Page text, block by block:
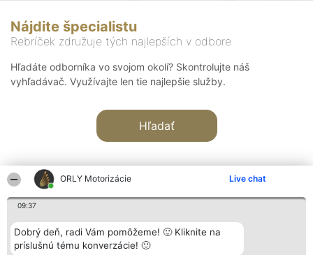
ORLY Motorizácie Live chat
09:37
Dobrý deň, radi Vám pomôžeme! 🙂 Kliknite na
príslušnú tému konverzácie! 🙂
Nájdite špecialistu
Rebríček združuje tých najlepších v odbore
Hľadáte odborníka vo svojom okolí? Skontrolujte náš
vyhľadávač. Využívajte len tie najlepšie služby.
Hľadať
Organizátor hodnotenia
Bright Side Solutions sp. z o.
o. sp. k.
Hodnotenie
Laureáti
Lista
Kontakt
Kontakt